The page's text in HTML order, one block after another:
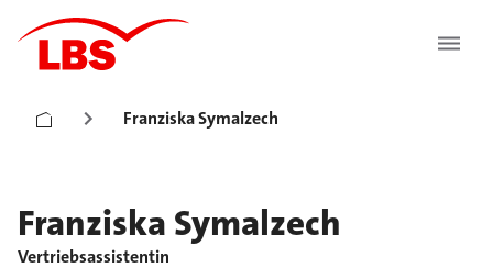
Franziska Symalzech
Franziska Symalzech
Vertriebsassistentin